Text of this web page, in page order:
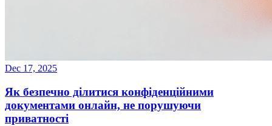
Dec 17, 2025
Як безпечно ділитися конфіденційними
документами онлайн, не порушуючи
приватності